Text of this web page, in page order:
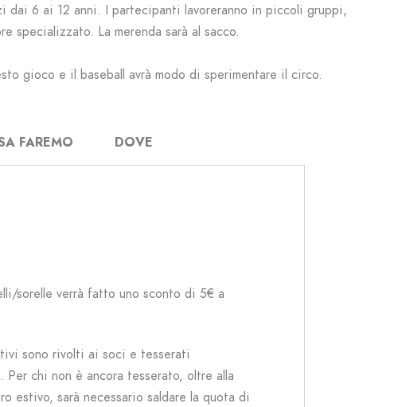
dai 6 ai 12 anni. I partecipanti lavoreranno in piccoli gruppi,
specializzato. La merenda sarà al sacco.
gioco e il baseball avrà modo di sperimentare il circo.
FAREMO DOVE
sorelle verrà fatto uno sconto di 5€ a
sono rivolti ai soci e tesserati
Per chi non è ancora tesserato, oltre alla
estivo, sarà necessario saldare la quota di